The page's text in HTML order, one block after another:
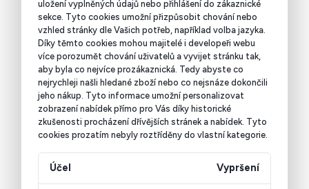
uložení vyplněných údajů nebo přihlášení do zákaznické
sekce. Tyto cookies umožní přizpůsobit chování nebo
vzhled stránky dle Vašich potřeb, například volba jazyka.
Díky těmto cookies mohou majitelé i developeři webu
více porozumět chování uživatelů a vyvijet stránku tak,
aby byla co nejvíce prozákaznická. Tedy abyste co
nejrychleji našli hledané zboží nebo co nejsnáze dokončili
jeho nákup. Tyto informace umožní personalizovat
zobrazení nabídek přímo pro Vás díky historické
zkušenosti procházení dřívějších stránek a nabídek. Tyto
cookies prozatím nebyly roztříděny do vlastní kategorie.
Účel Vypršení